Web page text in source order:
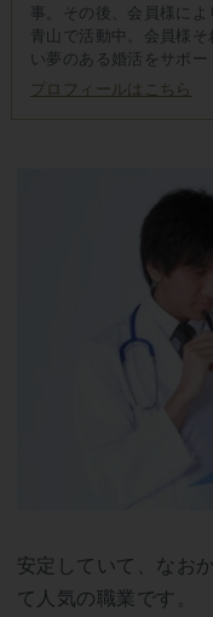
事。その後、会員様に
青山で活動中。会員様
い夢のある婚活をサポー
プロフィールはこちら
安定していて、なお
て人気の職業です。